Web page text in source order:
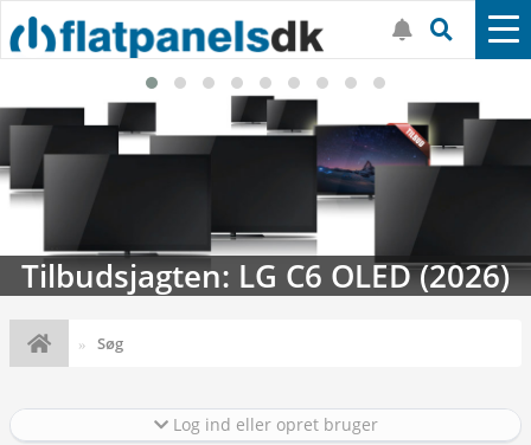
Tilbudsjagten: LG C6 OLED (2026)
Søg
Log ind eller opret bruger